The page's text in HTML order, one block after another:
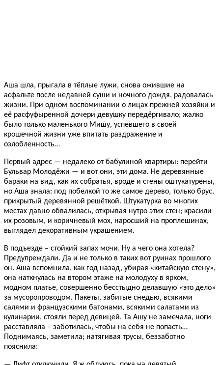
Аша шла, прыгала в тёплые лужи, снова ожившие на
асфальте после недавней суши и ночного дождя, радовалась
жизни. При одном воспоминании о лицах прежней хозяйки и
её расфуфыренной дочери девушку передёргивало; жалко
было только маленького Мишу, успевшего в своей
крошечной жизни уже впитать раздражение и
озлобленность…
Первый адрес — недалеко от бабулиной квартиры: перейти
Бульвар Молодёжи — и вот они, эти дома. Не деревянные
бараки на вид, как их собратья, вроде и стены оштукатурены,
но Аша знала: под побелкой то же самое дерево, только брус,
прикрытый деревянной решёткой. Штукатурка во многих
местах давно обвалилась, открывая нутро этих стен; красили
их розовым, и коричневый мох, наросший на проплешинах,
выглядел декоративным украшением.
В подъезде – стойкий запах мочи. Ну а чего она хотела?
Предупреждали. Да и не только в таких вот руинах прошлого
он. Аша вспомнила, как год назад, убирая «китайскую стену»,
она наткнулась на втором этаже на молодуху в ярком,
модном платье, совершенно бесстыдно делавшую «это дело»
за мусоропроводом. Пакеты, забитые снедью, всякими
салями и французскими батонами, всякими салатами из
кулинарии, стояли перед девицей. Та Ашу не замечала, ноги
расставляла – заботилась, чтобы на себя не попасть…
Поднимаясь, заметила; натягивая трусы, беззаботно
пояснила: